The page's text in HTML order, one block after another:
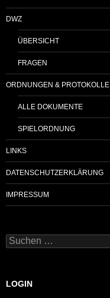
DWZ
ÜBERSICHT
FRAGEN
ORDNUNGEN & PROTOKOLLE
ALLE DOKUMENTE
SPIELORDNUNG
LINKS
DATENSCHUTZERKLÄRUNG
IMPRESSUM
Suchen
nach:
LOGIN